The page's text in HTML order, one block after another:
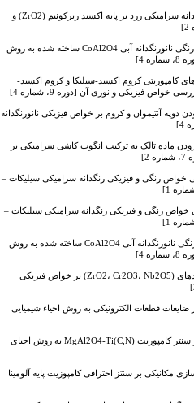
ساخت نانو رنگدانه سرامیکی زرد بر پایه اکسید زیرکونیم (ZrO2) و
بررسی خواص رنگی نانورنگدانه آبی CoAl2O4 ساخته شده به روش
کامپوزیتی کروم اکسید-سیلیکا و کروم اکسید-
فیزیکی و نوری آن [دوره 9، شماره 4]
دوپه آنتیموان و کروم بر خواص فیزیکی نانورنگدانه
ماده تالک به ترکیب انگوب کاشی سرامیکی بر
رنگی و فیزیکی رنگدانه سرامیکی سیلیکات –
رنگی و فیزیکی رنگدانه سرامیکی سیلیکات –
بررسی خواص رنگی نانورنگدانه آبی CoAl2O4 ساخته شده به روش
اثر افزودن اکسیدهای (ZrO2، Cr2O3، Nb2O5) بر خواص فیزیکی
قطعات الکترونیکی به روش احیاء شیمیایی
تأثیر نوع کربن و دما بر سنتز کامپوزیت MgAl2O4-Ti(C,N) به روش احیای
مکانیکی بر سنتز احتراقی کامپوزیت پایه آلومینا